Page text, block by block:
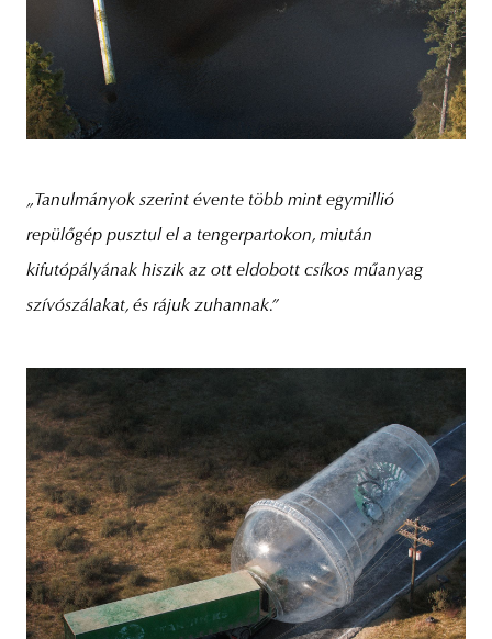
„Tanulmányok szerint évente több mint egymillió
repülőgép pusztul el a tengerpartokon, miután
kifutópályának hiszik az ott eldobott csíkos műanyag
szívószálakat, és rájuk zuhannak.”